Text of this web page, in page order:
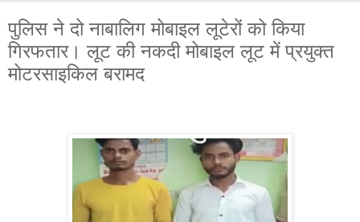
पुलिस ने दो नाबालिग मोबाइल लूटेरों को किया
गिरफतार। लूट की नकदी मोबाइल लूट में प्रयुक्त
मोटरसाइकिल बरामद